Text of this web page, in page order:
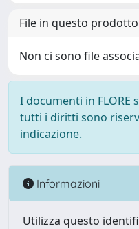
File in questo
Non ci sono file
I documenti in
tutti i diritti sono
indicazione.
Informazioni
Utilizza questo